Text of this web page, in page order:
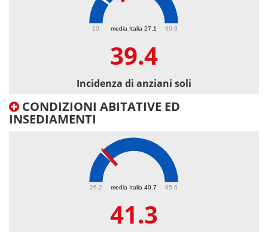
media Italia 27.1
10 90.9
39.4
Incidenza di anziani soli
CONDIZIONI ABITATIVE ED
INSEDIAMENTI
media Italia 40.7
26.2 85.6
41.3